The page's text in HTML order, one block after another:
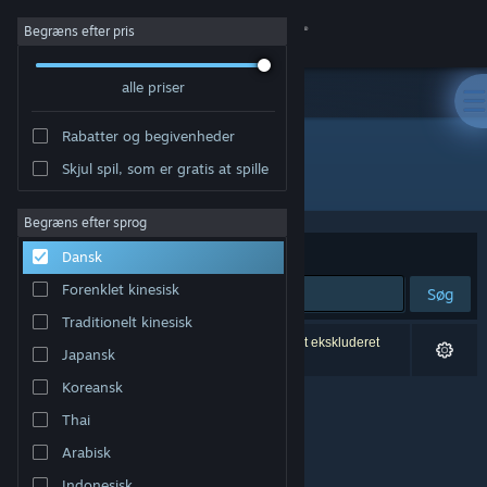
Log på
Om
Support
Skift sprog
Hent Steam-mobilappen
Vis desktop-webside
Begræns efter pris
alle priser
Rabatter og begivenheder
Skjul spil, som er gratis at spille
Begræns efter sprog
Dansk
Forenklet kinesisk
Traditionelt kinesisk
Japansk
Koreansk
Thai
Arabisk
Udgiver: Hopscotch Games
Sorter efter Relevans
Søg
0 resultater matcher din søgning. 3 titler er blevet ekskluderet
baseret på dine præferencer.